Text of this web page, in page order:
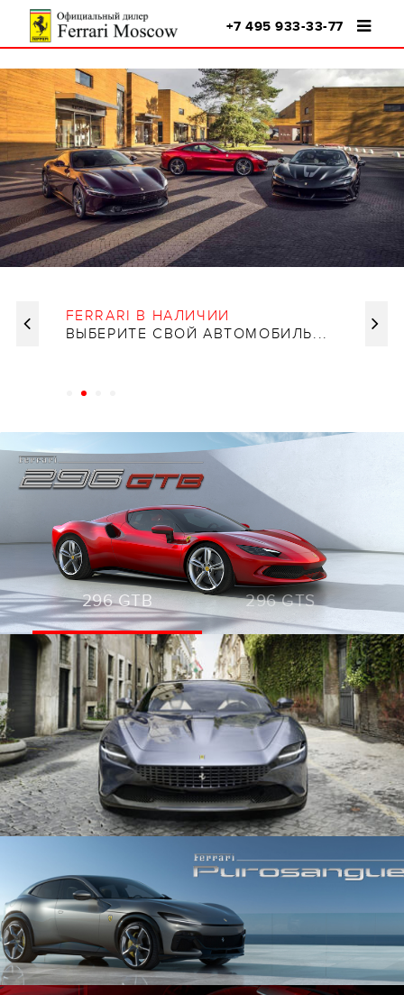
+7 495 933-33-77
FERRARI В НАЛИЧИИ
ВЫБЕРИТЕ СВОЙ АВТОМОБИЛЬ...
296 GTB 296 GTS